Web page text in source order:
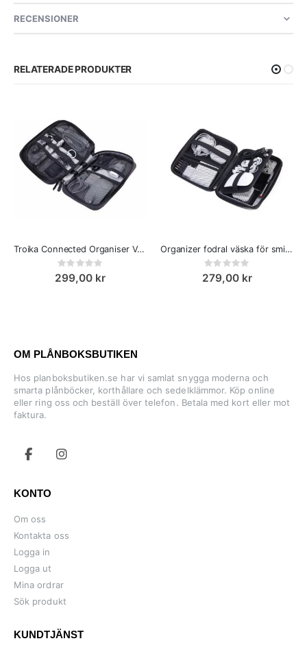
RECENSIONER
RELATERADE PRODUKTER
Troika Connected Organiser Väska för kablar, laddar mus etc
Rating:
299,00 kr
Organizer fodral väska för smink, elektronik och tillbehör
Rating:
279,00 kr
OM PLÅNBOKSBUTIKEN
Hos planboksbutiken.se har vi samlat snygga moderna och
smarta plånböcker, korthållare och sedelklämmor. Köp online
eller ring oss och beställ över telefon. Betala med kort eller mot
faktura.
KONTO
Om oss
Kontakta oss
Logga in
Logga ut
Mina ordrar
Sök produkt
KUNDTJÄNST